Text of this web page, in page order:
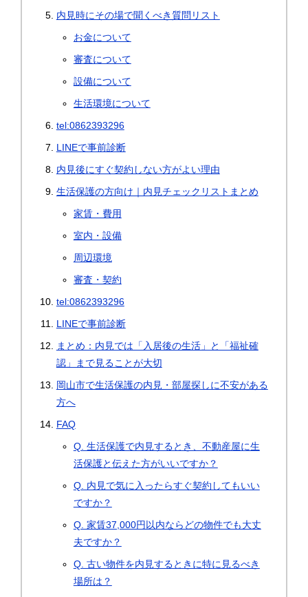
内見時にその場で聞くべき質問リスト
お金について
審査について
設備について
生活環境について
tel:0862393296
LINEで事前診断
内見後にすぐ契約しない方がよい理由
生活保護の方向け｜内見チェックリストまとめ
家賃・費用
室内・設備
周辺環境
審査・契約
tel:0862393296
LINEで事前診断
まとめ：内見では「入居後の生活」と「福祉確
認」まで見ることが大切
岡山市で生活保護の内見・部屋探しに不安がある
方へ
FAQ
Q. 生活保護で内見するとき、不動産屋に生
活保護と伝えた方がいいですか？
Q. 内見で気に入ったらすぐ契約してもいい
ですか？
Q. 家賃37,000円以内ならどの物件でも大丈
夫ですか？
Q. 古い物件を内見するときに特に見るべき
場所は？